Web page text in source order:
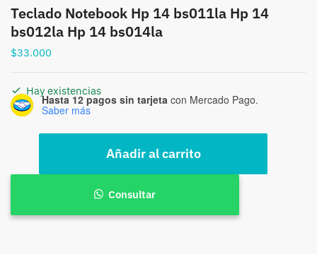
Teclado Notebook Hp 14 bs011la Hp 14
bs012la Hp 14 bs014la
$33.000
Hay existencias
Hasta 12 pagos sin tarjeta con Mercado Pago.
Saber más
Hp
Añadir al carrito
Consultar